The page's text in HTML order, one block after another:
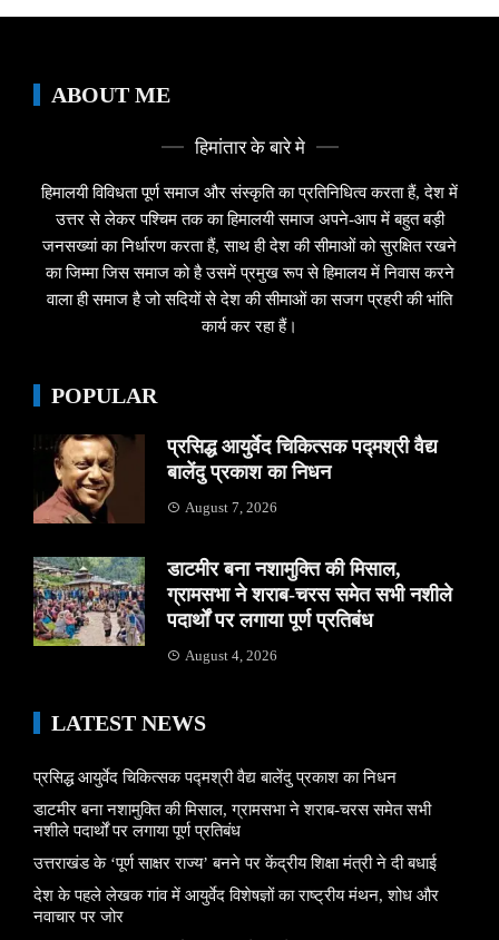
ABOUT ME
हिमांतार के बारे मे
हिमालयी विविधता पूर्ण समाज और संस्कृति का प्रतिनिधित्व करता हैं, देश में
उत्तर से लेकर पश्चिम तक का हिमालयी समाज अपने-आप में बहुत बड़ी
जनसख्यां का निर्धारण करता हैं, साथ ही देश की सीमाओं को सुरक्षित रखने
का जिम्मा जिस समाज को है उसमें प्रमुख रूप से हिमालय में निवास करने
वाला ही समाज है जो सदियों से देश की सीमाओं का सजग प्रहरी की भांति
कार्य कर रहा हैं।
POPULAR
प्रसिद्ध आयुर्वेद चिकित्सक पद्मश्री वैद्य
बालेंदु प्रकाश का निधन
August 7, 2026
डाटमीर बना नशामुक्ति की मिसाल,
ग्रामसभा ने शराब-चरस समेत सभी नशीले
पदार्थों पर लगाया पूर्ण प्रतिबंध
August 4, 2026
LATEST NEWS
प्रसिद्ध आयुर्वेद चिकित्सक पद्मश्री वैद्य बालेंदु प्रकाश का निधन
डाटमीर बना नशामुक्ति की मिसाल, ग्रामसभा ने शराब-चरस समेत सभी
नशीले पदार्थों पर लगाया पूर्ण प्रतिबंध
उत्तराखंड के ‘पूर्ण साक्षर राज्य’ बनने पर केंद्रीय शिक्षा मंत्री ने दी बधाई
देश के पहले लेखक गांव में आयुर्वेद विशेषज्ञों का राष्ट्रीय मंथन, शोध और
नवाचार पर जोर